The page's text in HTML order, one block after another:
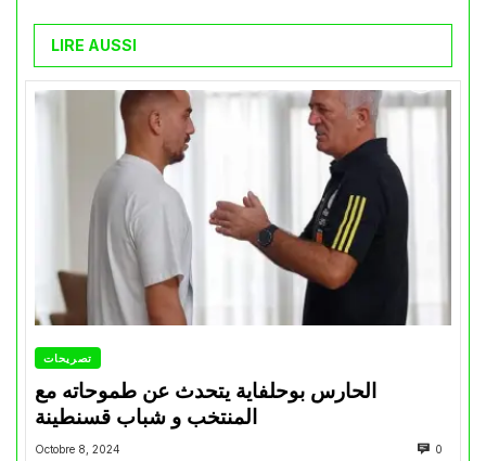
LIRE AUSSI
تصريحات
الحارس بوحلفاية يتحدث عن طموحاته مع
المنتخب و شباب قسنطينة
Octobre 8, 2024 0